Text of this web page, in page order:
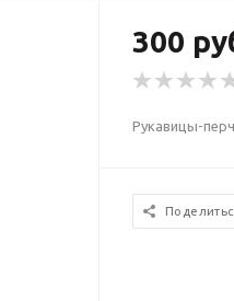
300
Рукавицы-